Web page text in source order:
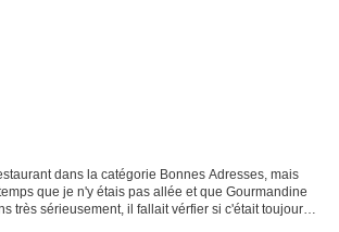
dans la catégorie Bonnes Adresses, mais
que je n'y étais pas allée et que Gourmandine
très sérieusement, il fallait vérfier si c'était toujours